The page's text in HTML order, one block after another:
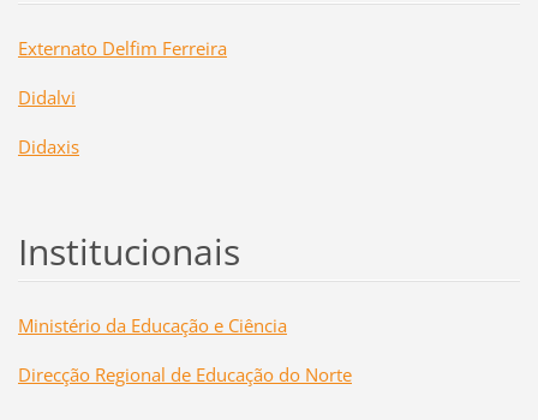
Externato Delfim Ferreira
Didalvi
Didaxis
Institucionais
Ministério da Educação e Ciência
Direcção Regional de Educação do Norte